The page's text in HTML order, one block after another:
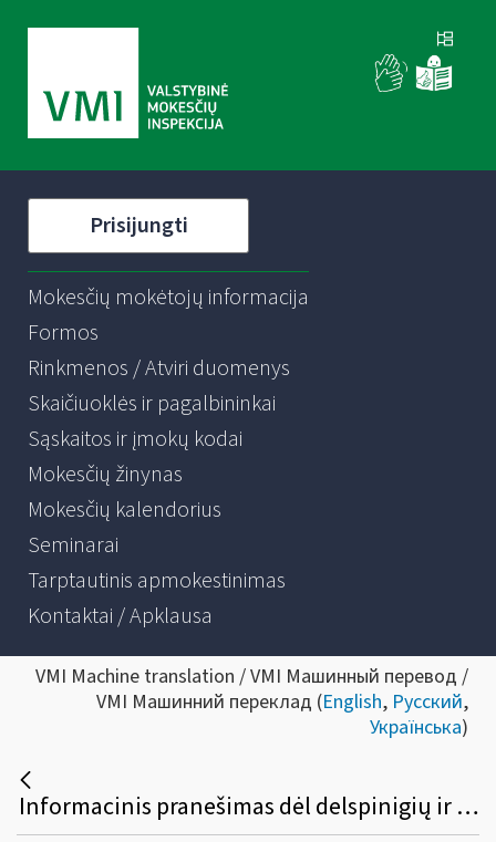
Prisijungti
Mokesčių mokėtojų informacija
Formos
Rinkmenos / Atviri duomenys
Skaičiuoklės ir pagalbininkai
Sąskaitos ir įmokų kodai
Mokesčių žinynas
Mokesčių kalendorius
Seminarai
Tarptautinis apmokestinimas
Kontaktai / Apklausa
VMI Machine translation / VMI Машинный перевод /
VMI Машинний переклад (English, Русский,
Українська)
Informacinis pranešimas dėl delspinigių ir palūkanų dydžio